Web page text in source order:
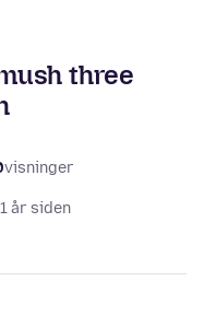
three
visninger
år siden